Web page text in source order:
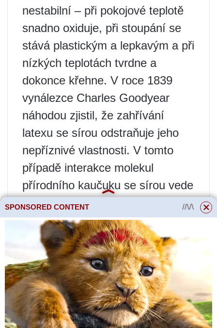
nestabilní – při pokojové teplotě
snadno oxiduje, při stoupání se
stává plastickým a lepkavým a při
nízkých teplotách tvrdne a
dokonce křehne. V roce 1839
vynálezce Charles Goodyear
náhodou zjistil, že zahřívání
latexu se sírou odstraňuje jeho
nepříznivé vlastnosti. V tomto
případě interakce molekul
přírodního kaučuku se sírou vede
ke vzniku stabilních
makromolekulárních vazeb s
tvorbou síťových struktur. To
dává pryži vysokou elasticitu v
širokém teplotním rozsahu. Tak
byla vynalezena odolná a
elastická pryž a byl nazván
samotný procesvulkanizace.
SPONSORED CONTENT